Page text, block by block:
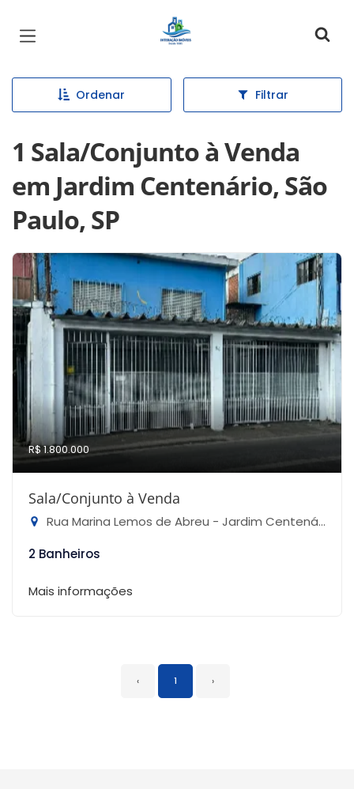
Página inicial
Ordenar Filtrar
1 Sala/Conjunto à Venda
em Jardim Centenário, São
Paulo, SP
R$ 1.800.000
Sala/Conjunto à Venda
Rua Marina Lemos de Abreu - Jardim Centenário, São Paulo-SP
2 Banheiros
Mais informações
‹ 1 ›